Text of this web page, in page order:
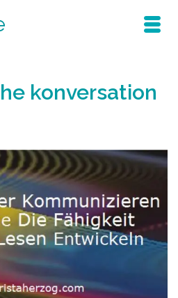
konversation